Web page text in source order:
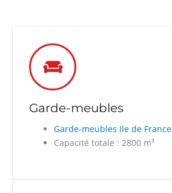
Garde-meubles
Garde-meubles Ile de France
Capacité totale : 2800 m³